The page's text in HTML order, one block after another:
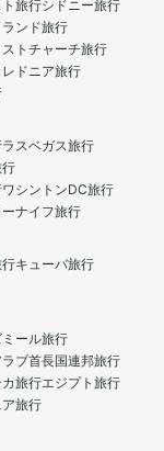
旅行シドニー旅行
ンド旅行
ストチャーチ旅行
ドニア旅行
ラスベガス旅行
行
ワシントンDC旅行
ナイフ旅行
行キューバ旅行
ミール旅行
ラブ首長国連邦旅行
旅行エジプト旅行
旅行